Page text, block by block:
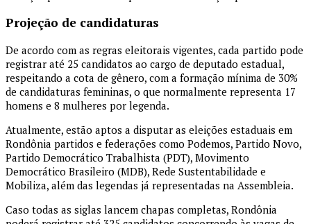
Projeção de candidaturas
De acordo com as regras eleitorais vigentes, cada partido pode
registrar até 25 candidatos ao cargo de deputado estadual,
respeitando a cota de gênero, com a formação mínima de 30%
de candidaturas femininas, o que normalmente representa 17
homens e 8 mulheres por legenda.
Atualmente, estão aptos a disputar as eleições estaduais em
Rondônia partidos e federações como Podemos, Partido Novo,
Partido Democrático Trabalhista (PDT), Movimento
Democrático Brasileiro (MDB), Rede Sustentabilidade e
Mobiliza, além das legendas já representadas na Assembleia.
Caso todas as siglas lancem chapas completas, Rondônia